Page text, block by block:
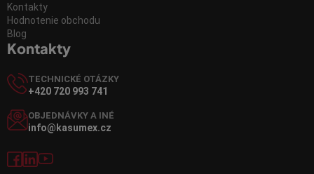
Kontakty
Hodnotenie obchodu
Blog
Kontakty
TECHNICKÉ OTÁZKY
+420 720 993 741
OBJEDNÁVKY A INÉ
info@kasumex.cz